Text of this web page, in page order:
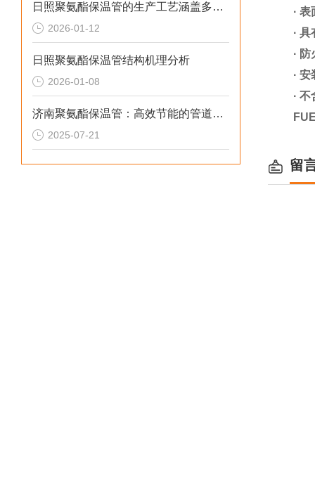
日照聚氨酯保温管的生产工艺涵盖多个环节
2026-01-12
日照聚氨酯保温管结构机理分析
2026-01-08
济南聚氨酯保温管：高效节能的管道保温材料
2025-07-21
· 表
· 具
· 防
· 安
· 不
留